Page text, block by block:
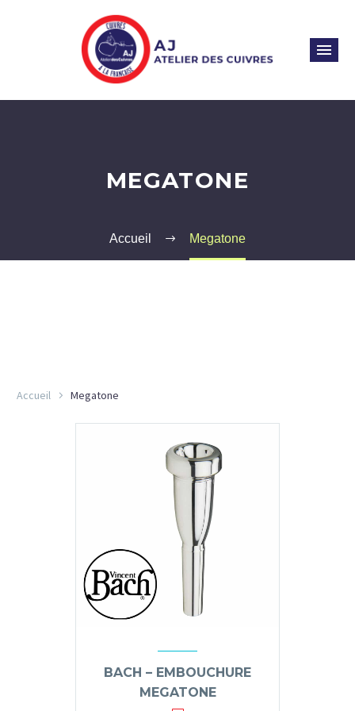
MEGATONE
Accueil Megatone
Accueil Megatone
BACH – EMBOUCHURE
MEGATONE